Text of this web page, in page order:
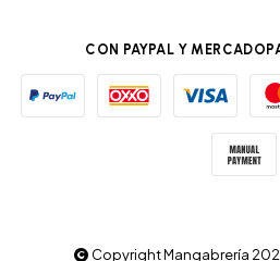
CON PAYPAL Y
Copyright Mangabrería